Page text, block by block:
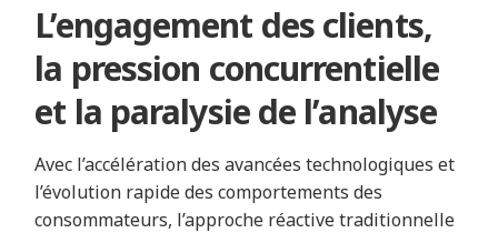
L’engagement des clients,
la pression concurrentielle
et la paralysie de l’analyse
Avec l’accélération des avancées technologiques et
l’évolution rapide des comportements des
consommateurs, l’approche réactive traditionnelle